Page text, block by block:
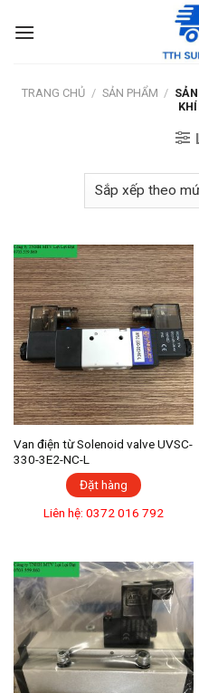
TRANG CHỦ / SẢN PHẨM /
KHÍ
Van điện từ Solenoid valve UVSC-
330-3E2-NC-L
Đặt hàng
Liên hệ: 0372 016 792